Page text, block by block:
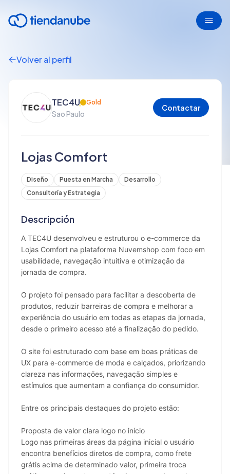
Volver al perfil
TEC4U Gold
Sao Paulo
Contactar
Lojas Comfort
Diseño Puesta en Marcha
Desarrollo
Consultoría y Estrategia
Descripción
A TEC4U desenvolveu e estruturou o e-commerce da
Lojas Comfort na plataforma Nuvemshop com foco em
usabilidade, navegação intuitiva e otimização da
jornada de compra.
O projeto foi pensado para facilitar a descoberta de
produtos, reduzir barreiras de compra e melhorar a
experiência do usuário em todas as etapas da jornada,
desde o primeiro acesso até a finalização do pedido.
O site foi estruturado com base em boas práticas de
UX para e-commerce de moda e calçados, priorizando
clareza nas informações, navegação simples e
estímulos que aumentam a confiança do consumidor.
Entre os principais destaques do projeto estão:
Proposta de valor clara logo no início
Logo nas primeiras áreas da página inicial o usuário
encontra benefícios diretos de compra, como frete
grátis acima de determinado valor, primeira troca